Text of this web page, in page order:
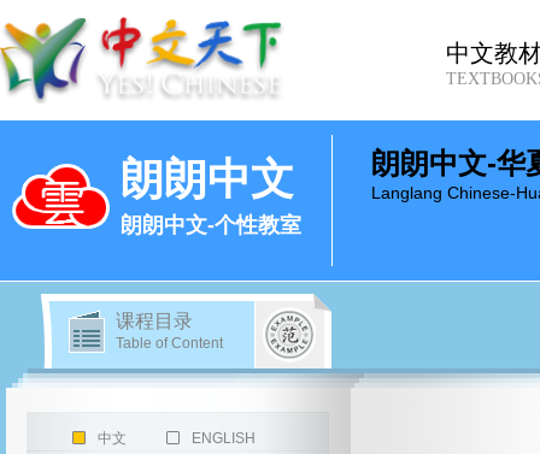
中文教
朗朗中文
朗朗中文-个性教室
朗朗中文-华
Langlang Chinese-
课程目录
Table of Content
中文 ENGLISH